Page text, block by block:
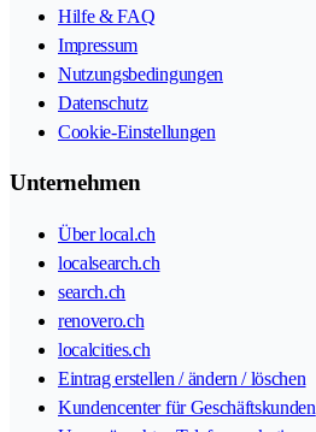
Hilfe & FAQ
Impressum
Nutzungsbedingungen
Datenschutz
Cookie-Einstellungen
Unternehmen
Über local.ch
localsearch.ch
search.ch
renovero.ch
localcities.ch
Eintrag erstellen / ändern / löschen
Kundencenter für Geschäftskunden